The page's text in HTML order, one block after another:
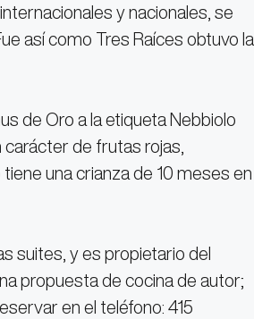
y nacionales, se
así como Tres Raíces obtuvo la
de Oro a la etiqueta Nebbiolo
de frutas rojas,
una crianza de 10 meses en
suites, y es propietario del
propuesta de cocina de autor;
en el teléfono: 415